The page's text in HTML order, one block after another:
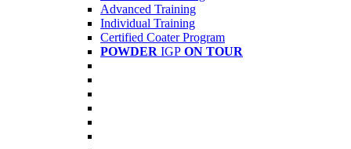
Advanced Training
Individual Training
Certified Coater Program
POWDER IGP ON TOUR